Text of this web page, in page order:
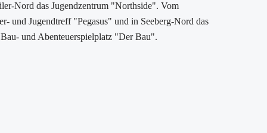
Nord das Jugendzentrum "Northside". Vom
und Jugendtreff "Pegasus" und in Seeberg-Nord das
und Abenteuerspielplatz "Der Bau".